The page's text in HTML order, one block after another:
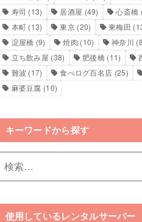
寿司 (13) 居酒屋 (49) 心斎橋
本町 (13) 東京(20) 東梅田
淀屋橋 (9) 焼肉 (10) 神奈川
立ち飲み屋 (38) 肥後橋 (11)
難波 (17) 食べログ百名店 (25)
麻婆豆腐 (10)
キーワードから探す
使用しているレンタルサーバー